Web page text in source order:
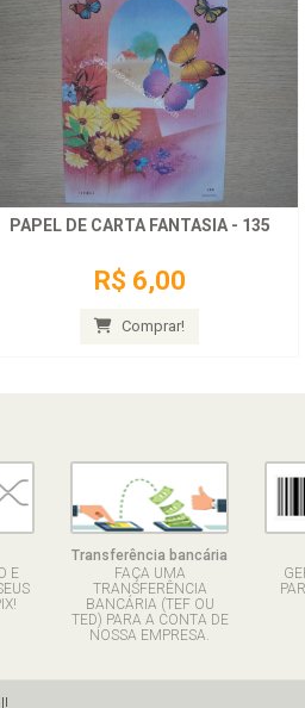
PAPEL DE CARTA FANTASIA - 135
R$ 6,00
Comprar!
E
Transferência bancária
FAÇA UMA
TRANSFERÊNCIA
BANCÁRIA (TEF OU
TED) PARA A CONTA DE
NOSSA EMPRESA.